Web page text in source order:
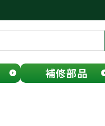
補修部品